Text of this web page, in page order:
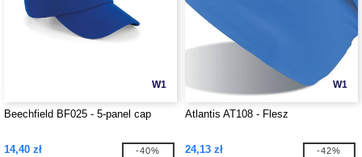
W1
Beechfield BF025 - 5-panel cap
14,40 zł -40%
W1
Atlantis AT108 - Flesz
24,13 zł -42%